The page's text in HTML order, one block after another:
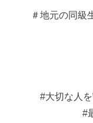
＃地元の同級
#大切な人
#